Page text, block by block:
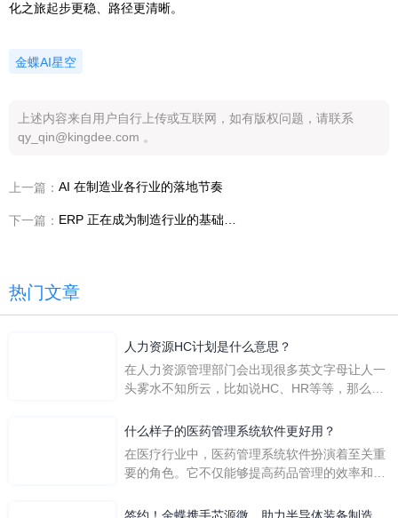
化之旅起步更稳、路径更清晰。
金蝶AI星空
上述内容来自用户自行上传或互联网，如有版权问题，请联系
qy_qin@kingdee.com 。
上一篇： AI 在制造业各行业的落地节奏
下一篇： ERP 正在成为制造行业的基础设施
热门文章
人力资源HC计划是什么意思？
在人力资源管理部门会出现很多英文字母让人一
头雾水不知所云，比如说HC、HR等等，那么它
么呢？
什么样子的医药管理系统软件更好用？
在医疗行业中，医药管理系统软件扮演着至关重
要的角色。它不仅能够提高药品管理的效率和准
一个好用的医药管理系统软件应具备以下特点。